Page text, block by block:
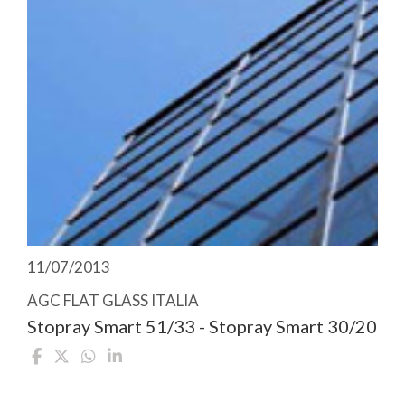
11/07/2013
AGC FLAT GLASS ITALIA
Stopray Smart 51/33 - Stopray Smart 30/20